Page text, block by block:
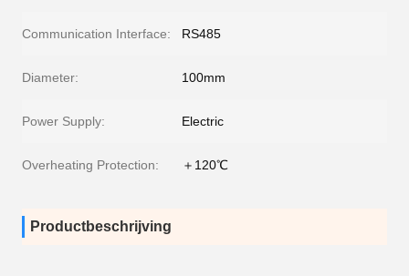
Communication Interface: RS485
Diameter: 100mm
Power Supply: Electric
Overheating Protection: ＋120℃
Productbeschrijving